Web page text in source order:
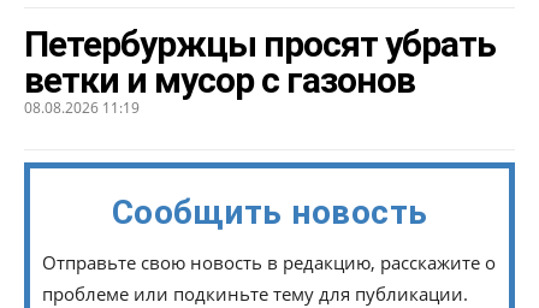
Петербуржцы просят убрать
ветки и мусор с газонов
08.08.2026 11:19
Сообщить новость
Отправьте свою новость в редакцию, расскажите о
проблеме или подкиньте тему для публикации.